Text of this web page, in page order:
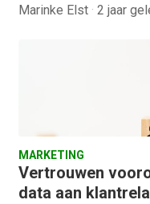
Marinke Elst · 2 jaar
MARKETING
Vertrouwen
data aan